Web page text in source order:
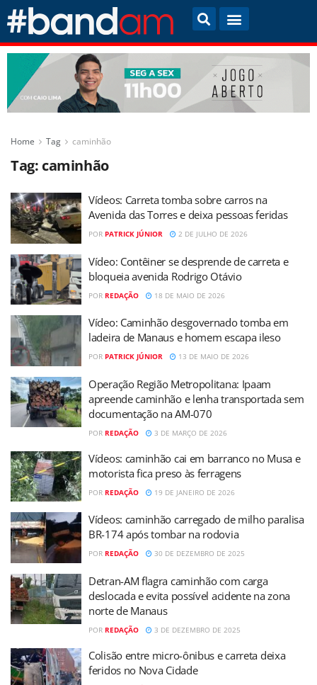
Home Tag caminhão
Tag: caminhão
Vídeos: Carreta tomba sobre carros na
Avenida das Torres e deixa pessoas feridas
POR PATRICK JÚNIOR 2 DE JULHO DE 2026
Vídeo: Contêiner se desprende de carreta e
bloqueia avenida Rodrigo Otávio
POR REDAÇÃO 18 DE MAIO DE 2026
Vídeo: Caminhão desgovernado tomba em
ladeira de Manaus e homem escapa ileso
POR PATRICK JÚNIOR 13 DE MAIO DE 2026
Operação Região Metropolitana: Ipaam
apreende caminhão e lenha transportada sem
documentação na AM-070
POR REDAÇÃO 3 DE MARÇO DE 2026
Vídeos: caminhão cai em barranco no Musa e
motorista fica preso às ferragens
POR REDAÇÃO 19 DE JANEIRO DE 2026
Vídeos: caminhão carregado de milho paralisa
BR-174 após tombar na rodovia
POR REDAÇÃO 30 DE DEZEMBRO DE 2025
Detran-AM flagra caminhão com carga
deslocada e evita possível acidente na zona
norte de Manaus
POR REDAÇÃO 3 DE DEZEMBRO DE 2025
Colisão entre micro-ônibus e carreta deixa
feridos no Nova Cidade